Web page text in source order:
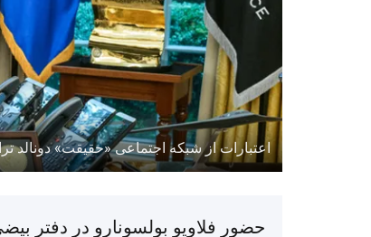
اعتبارات از شبکه اجتماعی «حقیقت» دونالد
حضور فلاویو بولسونارو در دفتر